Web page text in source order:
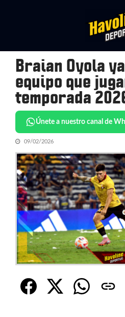
Braian Oyola
equipo que
temporada
Únete a nuestro canal de
09/02/2026